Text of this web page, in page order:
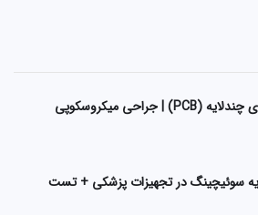
آموزش ترمیم و تعمیر بردهای چندلایه (PCB) | جراحی میکروسکوپی
سوئیچینگ در تجهیزات پزشکی + تست